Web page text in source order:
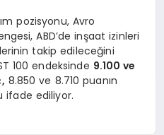
pozisyonu, Avro
ABD’de inşaat izinleri
takip edileceğini
100 endeksinde 9.100 ve
8.850 ve 8.710 puanın
ifade ediliyor.